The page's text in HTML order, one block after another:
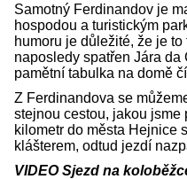
Samotný Ferdinandov je
hospodou a turistickým
humoru je důležité, že je
naposledy spatřen Jára da
pamětní tabulka na domě
Z Ferdinandova se
stejnou cestou, jakou
kilometr do města Hejnice
klášterem, odtud jezdí
VIDEO Sjezd na